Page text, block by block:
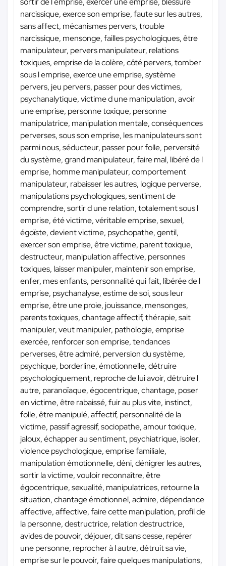
narcissique, exerce son emprise, faute sur les autres,
sans affect, mécanismes pervers, trouble
narcissique, mensonge, failles psychologiques, être
manipulateur, pervers manipulateur, relations
toxiques, emprise de la colère, côté pervers, tomber
sous l emprise, exerce une emprise, système
pervers, jeu pervers, passer pour des victimes,
psychanalytique, victime d une manipulation, avoir
une emprise, personne toxique, personne
manipulatrice, manipulation mentale, conséquences
perverses, sous son emprise, les manipulateurs sont
parmi nous, séducteur, passer pour folle, perversité
du système, grand manipulateur, faire mal, libéré de l
emprise, homme manipulateur, comportement
manipulateur, rabaisser les autres, logique perverse,
manipulations psychologiques, sentiment de
comprendre, sortir d une relation, totalement sous l
emprise, été victime, véritable emprise, sexuel,
égoïste, devient victime, psychopathe, gentil,
exercer son emprise, être victime, parent toxique,
destructeur, manipulation affective, personnes
toxiques, laisser manipuler, maintenir son emprise,
enfer, mes enfants, personnalité qui fait, libérée de l
emprise, psychanalyse, estime de soi, sous leur
emprise, être une proie, jouissance, mensonges,
parents toxiques, chantage affectif, thérapie, sait
manipuler, veut manipuler, pathologie, emprise
exercée, renforcer son emprise, tendances
perverses, être admiré, perversion du système,
psychique, borderline, émotionnelle, détruire
psychologiquement, reproche de lui avoir, détruire l
autre, paranoïaque, égocentrique, chantage, poser
en victime, être rabaissé, fuir au plus vite, instinct,
folle, être manipulé, affectif, personnalité de la
victime, passif agressif, sociopathe, amour toxique,
jaloux, échapper au sentiment, psychiatrique, isoler,
violence psychologique, emprise familiale,
manipulation émotionnelle, déni, dénigrer les autres,
sortir la victime, vouloir reconnaître, être
égocentrique, sexualité, manipulatrices, retourne la
situation, chantage émotionnel, admire, dépendance
affective, affective, faire cette manipulation, profil de
la personne, destructrice, relation destructrice,
avides de pouvoir, déjouer, dit sans cesse, repérer
une personne, reprocher à l autre, détruit sa vie,
emprise sur le pouvoir, faire quelques manipulations,